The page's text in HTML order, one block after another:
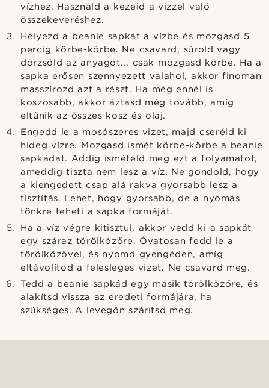
vízhez. Használd a kezeid a vízzel való
összekeveréshez.
Helyezd a beanie sapkát a vízbe és mozgasd 5
percig körbe-körbe. Ne csavard, súrold vagy
dörzsöld az anyagot... csak mozgasd körbe. Ha a
sapka erősen szennyezett valahol, akkor finoman
masszírozd azt a részt. Ha még ennél is
koszosabb, akkor áztasd még tovább, amíg
eltűnik az összes kosz és olaj.
Engedd le a mosószeres vizet, majd cseréld ki
hideg vízre. Mozgasd ismét körbe-körbe a beanie
sapkádat. Addig ismételd meg ezt a folyamatot,
ameddig tiszta nem lesz a víz. Ne gondold, hogy
a kiengedett csap alá rakva gyorsabb lesz a
tisztítás. Lehet, hogy gyorsabb, de a nyomás
tönkre teheti a sapka formáját.
Ha a víz végre kitisztul, akkor vedd ki a sapkát
egy száraz törölközőre. Óvatosan fedd le a
törölközővel, és nyomd gyengéden, amíg
eltávolítod a felesleges vizet. Ne csavard meg.
Tedd a beanie sapkád egy másik törölközőre, és
alakítsd vissza az eredeti formájára, ha
szükséges. A levegőn szárítsd meg.